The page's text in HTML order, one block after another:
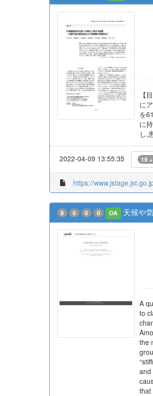
【
に
を
に
し,
2022-04-09 13:55:35 19
https://
8 0 0 0 OA 天候や
A
to
the
and
that